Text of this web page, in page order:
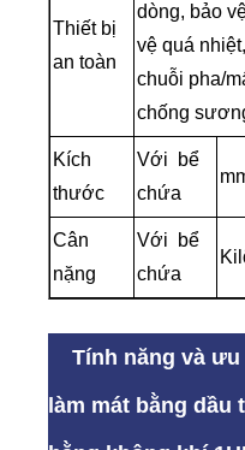
Thiết bị
an toàn
dòng, bảo
vệ quá
chuỗi pha/
chống
Kích
thước
Với bể
chứa
Cân
nặng
Với bể
chứa
Tính năng và
làm mát bằng